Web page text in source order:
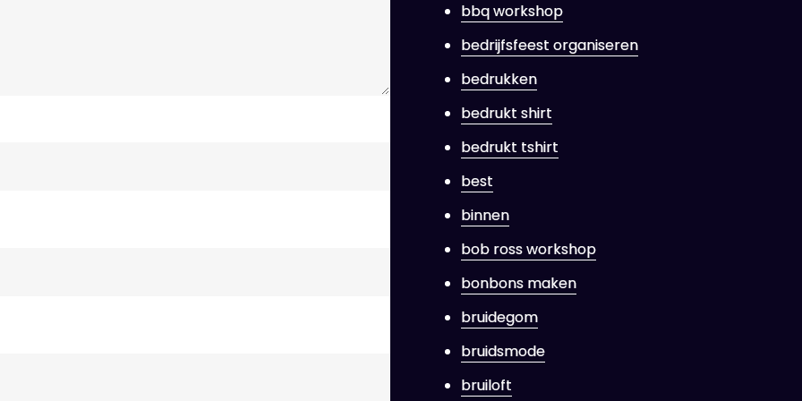
bbq workshop
bedrijfsfeest organiseren
bedrukken
bedrukt shirt
bedrukt tshirt
best
binnen
bob ross workshop
bonbons maken
bruidegom
bruidsmode
bruiloft